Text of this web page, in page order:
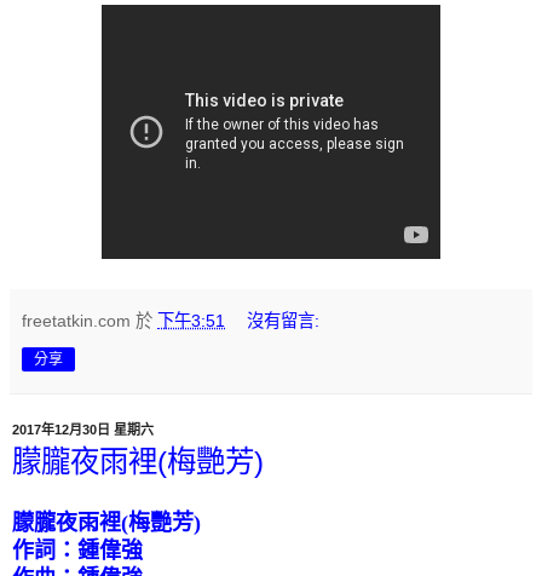
freetatkin.com 於 下午3:51 沒有留言:
分享
2017年12月30日 星期六
朦朧夜雨裡(梅艷芳)
朦朧夜雨裡(梅艷芳)
作詞：鍾偉強